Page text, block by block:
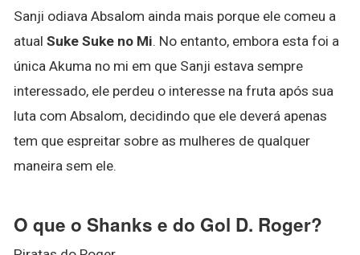
Sanji odiava Absalom ainda mais porque ele comeu a
atual Suke Suke no Mi. No entanto, embora esta foi a
única Akuma no mi em que Sanji estava sempre
interessado, ele perdeu o interesse na fruta após sua
luta com Absalom, decidindo que ele deverá apenas
tem que espreitar sobre as mulheres de qualquer
maneira sem ele.
O que o Shanks e do Gol D. Roger?